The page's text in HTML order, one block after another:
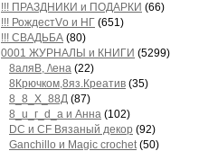
!!! ПРАЗДНИКИ и ПОДАРКИ (66)
!!! РождестVо и НГ (651)
!!! СВАДЬБА (80)
0001 ЖУРНАЛЫ и КНИГИ (5299)
8аляB, /\ена (22)
8Крючком,8яз.Креатив (35)
8_8_Х_88Д (87)
8_u_г_d_a и Анна (102)
DC и CF Вязаный декор (92)
Ganchillo и Magic crochet(50)